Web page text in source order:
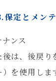
保定とメン
は、後戻り
を使用しま